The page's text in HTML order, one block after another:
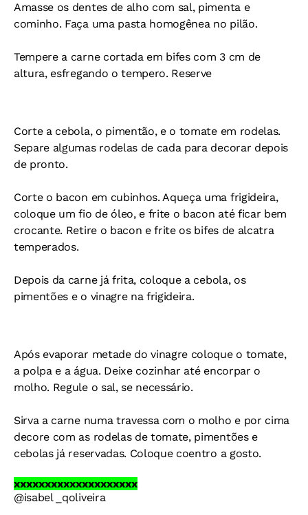
Amasse os dentes de alho com sal, pimenta e
cominho. Faça uma pasta homogênea no pilão.
Tempere a carne cortada em bifes com 3 cm de
altura, esfregando o tempero. Reserve
Corte a cebola, o pimentão, e o tomate em rodelas.
Separe algumas rodelas de cada para decorar depois
de pronto.
Corte o bacon em cubinhos. Aqueça uma frigideira,
coloque um fio de óleo, e frite o bacon até ficar bem
crocante. Retire o bacon e frite os bifes de alcatra
temperados.
Depois da carne já frita, coloque a cebola, os
pimentões e o vinagre na frigideira.
Após evaporar metade do vinagre coloque o tomate,
a polpa e a água. Deixe cozinhar até encorpar o
molho. Regule o sal, se necessário.
Sirva a carne numa travessa com o molho e por cima
decore com as rodelas de tomate, pimentões e
cebolas já reservadas. Coloque coentro a gosto.
xxxxxxxxxxxxxxxxxxxx
@isabel _qoliveira